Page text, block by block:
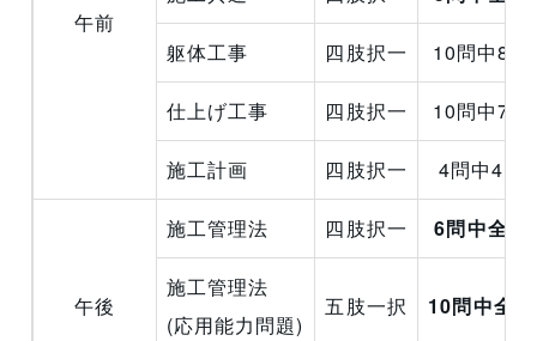
午前
躯体工事 四肢択一 10問中8問
仕上げ工事 四肢択一 10問中7問
施工計画 四肢択一 4問中4問
午後
施工管理法 四肢択一 6問中全問
施工管理法
(応用能力問題)
五肢一択 10問中全